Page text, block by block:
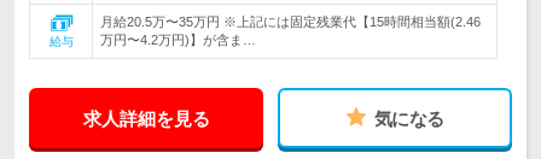
給与
月給20.5万〜35万円 ※上記には固定残業代【15時間相当額(2.46
万円〜4.2万円)】が含ま…
求人詳細を見る 気になる